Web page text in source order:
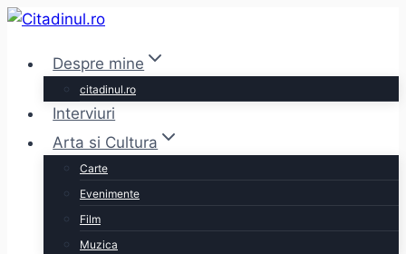
Skip
contentDespre mine
citadinul.ro
Interviuri
Arta si Cultura
Carte
Evenimente
Film
Muzica